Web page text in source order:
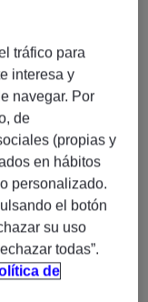
– Microsoft
Arquitectura
trata de una
la definición y
el negocio.
de
tráfico para
interesa y
navegar. Por
de
(propias y
en hábitos
personalizado.
el botón
su uso
todas”.
de